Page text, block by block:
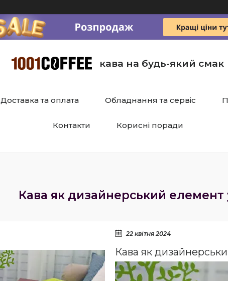
кава на будь-який смак
Доставка та оплата Обладнання та сервіс
Контакти Корисні поради
Кава як дизайнерський
22 квітня 2024
Кава як